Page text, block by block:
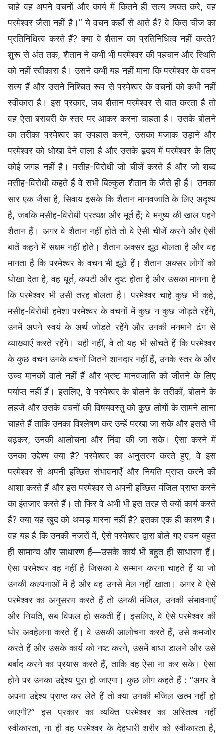
चाहे वह अपने वचनों और कार्य में कितने ही सत्य व्यक्त करे, वह
परमेश्वर जैसा नहीं है।” ये वचन कहाँ से आते हैं? वे किस चीज का
प्रतिनिधित्व करते हैं? क्या वे शैतान का प्रतिनिधित्व नहीं करते?
शुरू से अंत तक, शैतान ने कभी भी परमेश्वर की पहचान और स्थिति
को नहीं स्वीकारा है। उसने कभी यह नहीं माना कि परमेश्वर के वचन
सत्य हैं और उसने निश्चित रूप से परमेश्वर के वचनों को कभी नहीं
स्वीकारा है। इस प्रकार, जब शैतान परमेश्वर से बात करता है तो
वह ऐसा बराबरी के स्तर पर आकर करना चाहता है। उसके बोलने
का तरीका परमेश्वर का उपहास करने, उसका मजाक उड़ाने और
परमेश्वर को धोखा देने वाला है और उसके हृदय में परमेश्वर के लिए
कोई जगह नहीं है। मसीह-विरोधी जो चीजें करते हैं और जो शब्द
मसीह-विरोधी कहते हैं वे सभी बिल्कुल शैतान के जैसे ही हैं। उनका
सार एक जैसा है, सिवाय इसके कि शैतान मानवजाति के लिए अदृश्य
है, जबकि मसीह-विरोधी प्रत्यक्ष और मूर्त हैं; वे मनुष्य की खाल पहने
शैतान हैं। अगर वे शैतान नहीं होते तो वे ऐसी चीजें करने और ऐसी
बातें कहने में सक्षम नहीं होते। शैतान अक्सर झूठ बोलता है और वह
मानता है कि परमेश्वर के वचन भी झूठे हैं। शैतान अक्सर लोगों को
धोखा देता है, वह धूर्त, कपटी और दुष्ट होता है और उसका मानना है
कि परमेश्वर भी उसी तरह बोलता है। परमेश्वर चाहे कुछ भी कहे,
मसीह-विरोधी हमेशा परमेश्वर के वचनों में कुछ न कुछ जोड़ते रहेंगे,
उनमें अपने स्वयं के अर्थ जोड़ते रहेंगे और उनकी मनमाने ढंग से
व्याख्याएँ करते रहेंगे। यही नहीं, वे तो यह भी सोचते हैं कि परमेश्वर
के कुछ वचन उनके वचनों जितने शानदार नहीं हैं, उनके स्तर के और
उच्च मानकों वाले नहीं हैं और भ्रष्ट मानवजाति को जीतने के लिए
पर्याप्त नहीं हैं। इसलिए, वे परमेश्वर के बोलने के तरीकों, बोलने के
लहजे और उसके वचनों की विषयवस्तु को कुछ लोगों के सामने लाना
चाहते हैं ताकि उनका विश्लेषण कर उन्हें परखा जा सके और इससे भी
बढ़कर, उनकी आलोचना और निंदा की जा सके। ऐसा करने में
उनका उद्देश्य क्या है? परमेश्वर का अनुसरण करते हुए, वे इस
परमेश्वर से अपनी इच्छित संभावनाएँ और नियति प्राप्त करने की
आशा करते हैं और इस परमेश्वर से अपनी इच्छित मंजिल प्राप्त करने
का इंतजार करते हैं। तो फिर वे अभी भी इस तरह से क्यों कार्य करते
हैं? क्या यह खुद को थप्पड़ मारना नहीं है? इसका एक ही कारण है।
वह यह है कि उनकी नजरों में, ऐसे परमेश्वर द्वारा बोले गए वचन बहुत
ही सामान्य और साधारण हैं—उसके कार्य भी बहुत ही साधारण हैं।
ऐसा परमेश्वर वह नहीं है जिसका वे सम्मान करना चाहते हैं या जो
उनकी कल्पनाओं में है और वह उनसे मेल नहीं खाता। अगर वे ऐसे
परमेश्वर का अनुसरण करते हैं तो उनकी मंजिल, उनकी संभावनाएँ
और नियति, सब विफल हो सकती हैं। इसलिए, वे ऐसे परमेश्वर की
घोर अवहेलना करते हैं। वे उसकी आलोचना करते हैं, उसे कमजोर
करते हैं और उसके कार्य को नष्ट करने, उसमें बाधा डालने और उसे
बर्बाद करने का प्रयास करते हैं, ताकि वह ऐसा ना कर सके। ऐसा
होने पर उनका उद्देश्य पूरा हो जाएगा। कुछ लोग कहते हैं : “अगर वे
अपना उद्देश्य प्राप्त कर लेते हैं तो क्या उनकी मंजिल खत्म नहीं हो
जाएगी?” इस प्रकार का व्यक्ति परमेश्वर का अस्तित्व नहीं
स्वीकारता, ना ही वह परमेश्वर के देहधारी शरीर को स्वीकारता है,